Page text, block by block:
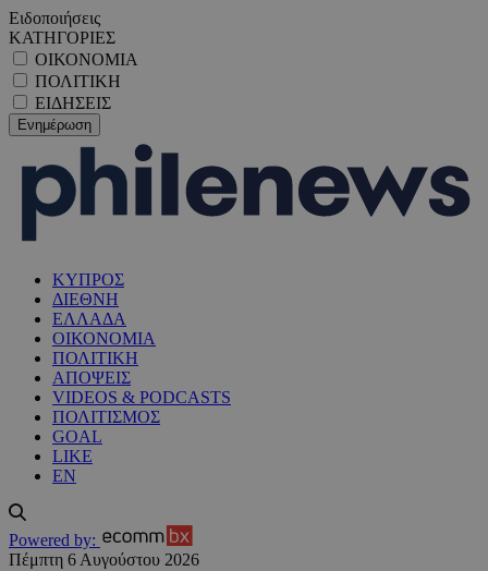
Ειδοποιήσεις
ΚΑΤΗΓΟΡΙΕΣ
ΟΙΚΟΝΟΜΙΑ
ΠΟΛΙΤΙΚΗ
ΕΙΔΗΣΕΙΣ
ΚΥΠΡΟΣ
ΔΙΕΘΝΗ
ΕΛΛΑΔΑ
ΟΙΚΟΝΟΜΙΑ
ΠΟΛΙΤΙΚΗ
ΑΠΟΨΕΙΣ
VIDEOS & PODCASTS
ΠΟΛΙΤΙΣΜΟΣ
GOAL
LIKE
EN
Powered by:
Πέμπτη 6 Αυγούστου 2026